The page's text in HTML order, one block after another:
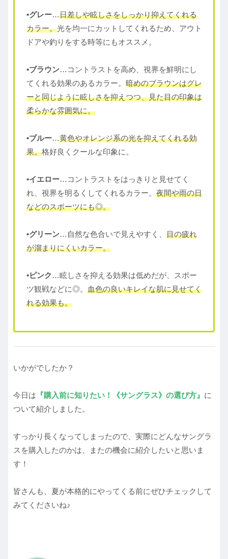
•グレー…日差しや眩しさをしっかり抑えてくれる
カラー。光を均一にカットしてくれるため、アウト
ドアや釣りをする時等にもオススメ。
•ブラウン…コントラストを高め、視界を鮮明にし
てくれる効果のあるカラー。 暗めのブラウンはグレ
ーと同じように眩しさを抑えつつ、見た目の印象は
柔らかな雰囲気に。
•ブルー…黄色やオレンジ系の光を抑えてくれる効
果。格好良くクールな印象に。
•イエロー…コントラストをはっきりと見せてく
れ、視界を明るくしてくれるカラー。 夜間や雨の日
などのスポーツにも◎。
•グリーン…自然な色合いで見えやすく、 目の疲れ
が溜まりにくいカラー。
•ピンク …眩しさを抑える効果は低めだが、スポー
ツ観戦などに◎。 血色の良いキレイな肌に見せてく
れる効果も。
いかがでしたか？
今日は 『購入前に知りたい！《サングラス》の選び方』 に
ついて紹介しました。
すっかり長くなってしまったので、実際にどんなサングラ
スを購入したのかは、またの機会に紹介したいと思いま
す！
皆さんも、夏が本格的にやってくる前にぜひチェックして
みてくださいね♪